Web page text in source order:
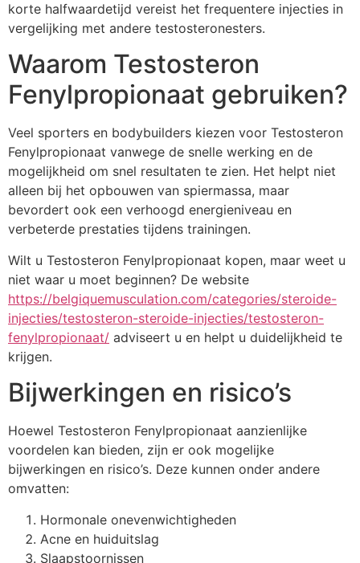
korte halfwaardetijd vereist het frequentere injecties in
vergelijking met andere testosteronesters.
Waarom Testosteron
Fenylpropionaat gebruiken?
Veel sporters en bodybuilders kiezen voor Testosteron
Fenylpropionaat vanwege de snelle werking en de
mogelijkheid om snel resultaten te zien. Het helpt niet
alleen bij het opbouwen van spiermassa, maar
bevordert ook een verhoogd energieniveau en
verbeterde prestaties tijdens trainingen.
Wilt u Testosteron Fenylpropionaat kopen, maar weet u
niet waar u moet beginnen? De website
https://belgiquemusculation.com/categories/steroide-
injecties/testosteron-steroide-injecties/testosteron-
fenylpropionaat/ adviseert u en helpt u duidelijkheid te
krijgen.
Bijwerkingen en risico’s
Hoewel Testosteron Fenylpropionaat aanzienlijke
voordelen kan bieden, zijn er ook mogelijke
bijwerkingen en risico’s. Deze kunnen onder andere
omvatten:
Hormonale onevenwichtigheden
Acne en huiduitslag
Slaapstoornissen